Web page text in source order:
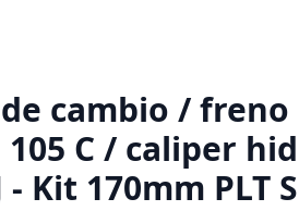
cambio / freno
C / caliper
Kit 170mm PLT